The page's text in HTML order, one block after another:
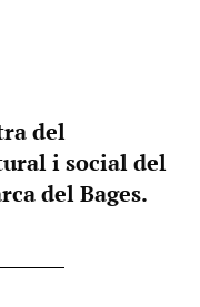
del
i social del
del Bages.